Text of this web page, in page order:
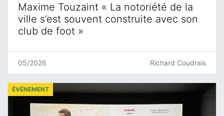
Maxime Touzaint « La notoriété de la
ville s’est souvent construite avec son
club de foot »
05/2026 Richard Coudrais
ÉVÉNEMENT